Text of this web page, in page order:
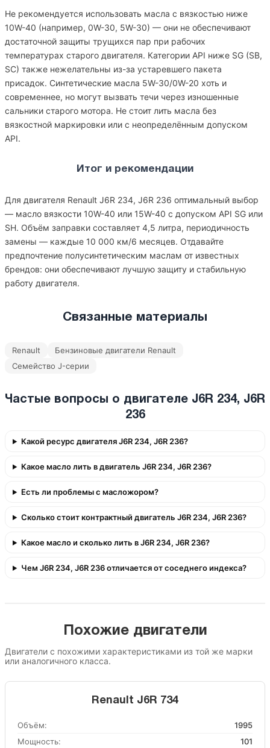
Не рекомендуется использовать масла с вязкостью ниже
10W-40 (например, 0W-30, 5W-30) — они не обеспечивают
достаточной защиты трущихся пар при рабочих
температурах старого двигателя. Категории API ниже SG (SB,
SC) также нежелательны из-за устаревшего пакета
присадок. Синтетические масла 5W-30/0W-20 хоть и
современнее, но могут вызвать течи через изношенные
сальники старого мотора. Не стоит лить масла без
вязкостной маркировки или с неопределённым допуском
API.
Итог и рекомендации
Для двигателя Renault J6R 234, J6R 236 оптимальный выбор
— масло вязкости 10W-40 или 15W-40 с допуском API SG или
SH. Объём заправки составляет 4,5 литра, периодичность
замены — каждые 10 000 км/6 месяцев. Отдавайте
предпочтение полусинтетическим маслам от известных
брендов: они обеспечивают лучшую защиту и стабильную
работу двигателя.
Связанные материалы
Renault
Бензиновые двигатели Renault
Семейство J-серии
Частые вопросы о двигателе J6R 234, J6R
236
Какой ресурс двигателя J6R 234, J6R 236?
Какое масло лить в двигатель J6R 234, J6R 236?
Есть ли проблемы с масложором?
Сколько стоит контрактный двигатель J6R 234, J6R 236?
Какое масло и сколько лить в J6R 234, J6R 236?
Чем J6R 234, J6R 236 отличается от соседнего индекса?
Похожие двигатели
Двигатели с похожими характеристиками из той же марки
или аналогичного класса.
Renault J6R 734
Объём:
1995
Мощность:
101